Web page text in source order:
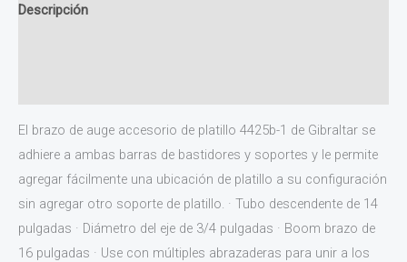
Descripción
El brazo de auge accesorio de platillo 4425b-1 de Gibraltar se
adhiere a ambas barras de bastidores y soportes y le permite
agregar fácilmente una ubicación de platillo a su configuración
sin agregar otro soporte de platillo. · Tubo descendente de 14
pulgadas · Diámetro del eje de 3/4 pulgadas · Boom brazo de
16 pulgadas · Use con múltiples abrazaderas para unir a los